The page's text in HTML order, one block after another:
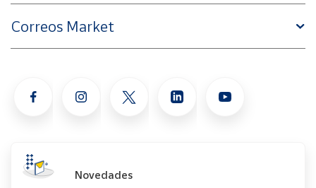
Correos Market
Novedades